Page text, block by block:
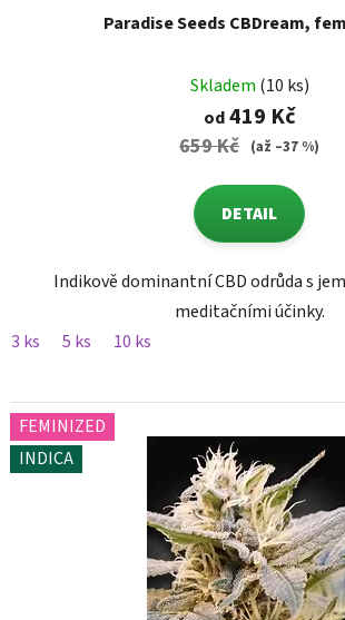
Paradise Seeds CBDream,
Skladem (10 ks)
od419 Kč
659 Kč (až –37 %)
DETAIL
Indikově dominantní CBD odrůda s
meditačními účinky.
3 ks
5 ks 10 ks
FEMINIZED
INDICA